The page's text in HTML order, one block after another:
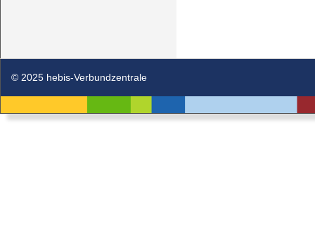
© 2025 hebis-Verbundzentrale